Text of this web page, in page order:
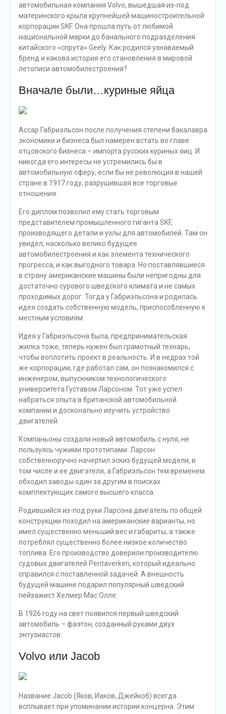
автомобильная компания Volvo, вышедшая из-под
материнского крыла крупнейшей машиностроительной
корпорации SKF. Она прошла путь от любимой
национальной марки до банального подразделения
китайского «спрута» Geely. Как родился узнаваемый
бренд и какова история его становления в мировой
летописи автомобилестроения?
Вначале были…куриные яйца
Ассар Габриэльсон после получения степени бакалавра
экономики и бизнеса был намерен встать во главе
отцовского бизнеса – импорта русских куриных яиц. И
никогда его интересы не устремились бы в
автомобильную сферу, если бы не революция в нашей
стране в 1917 году, разрушившая все торговые
отношения.
Его диплом позволил ему стать торговым
представителем промышленного гиганта SKF,
производящего детали и узлы для автомобилей. Там он
увидел, насколько велико будущее
автомобилестроения и как элемента технического
прогресса, и как выгодного товара. Но поставлявшиеся
в страну американские машины были непригодны для
достаточно сурового шведского климата и не самых
проходимых дорог. Тогда у Габриэльсона и родилась
идея создать собственную модель, приспособленную к
местным условиям.
Идея у Габриэльсона была, предпринимательская
жилка тоже, теперь нужен был грамотный технарь,
чтобы воплотить проект в реальность. И в недрах той
же корпорации, где работал сам, он познакомился с
инженером, выпускником технологического
университета Густавом Ларсоном. Тот уже успел
набраться опыта в британской автомобильной
компании и досконально изучить устройство
двигателей.
Компаньоны создали новый автомобиль с нуля, не
пользуясь чужими прототипами: Ларсон
собственноручно начертил эскиз будущей модели, в
том числе и ее двигателя, а Габриэльсон тем временем
обходил заводы один за другим в поисках
комплектующих самого высшего класса.
Родившийся из-под руки Ларсона двигатель по общей
конструкции походил на американские варианты, но
имел существенно меньший вес и габариты, а также
потреблял существенно более низкое количество
топлива. Его производство доверили производителю
судовых двигателей Pentaverken, который идеально
справился с поставленной задачей. А внешность
будущей машине подарил популярный шведский
пейзажист Хелмер Мас Олле.
В 1926 году на свет появился первый шведский
автомобиль – фаэтон, созданный руками двух
энтузиастов.
Volvo или Jacob
Название Jacob (Яков, Иаков, Джейкоб) всегда
всплывает при упоминании истории концерна. Этим